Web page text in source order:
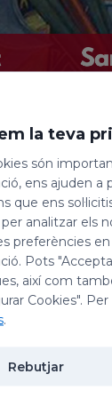
la de sant
bisbe i
cap
a les
de
durant
la teva
són
ens ajuden
que ens
analitzar els
preferències
Pots
així com
Cookies".
.
Rebutjar